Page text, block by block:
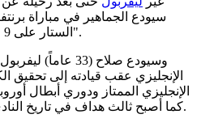
سيودع الجماهير في مباراة
الستار على 9 مواسم تاريخية بقميص "الريدز".
وسيودع صلاح (33
الإنجليزي عقب قيادته إلى تحقيق
الإنجليزي الممتاز ودوري أبطال
كما أصبح ثالث هداف في تاريخ النادي خلف آيان راش وروجر هنت.